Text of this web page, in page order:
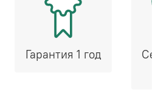
Гарантия 1 год